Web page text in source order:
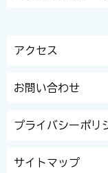
アクセス
お問い合わせ
プライバシーポリ
サイトマップ